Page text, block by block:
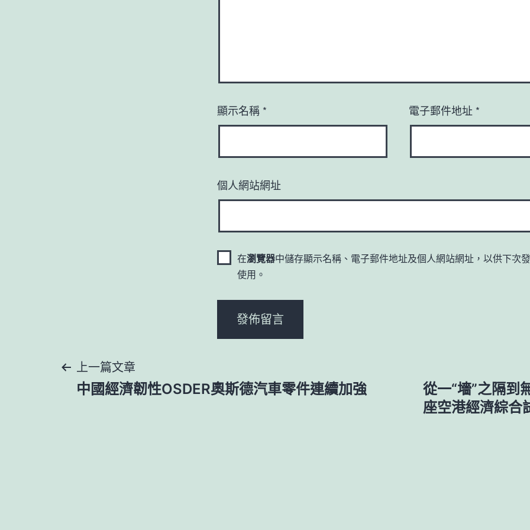
顯示名稱 * 電子郵件地址 *
個人網站網址
在瀏覽器中儲存顯示名稱、電子郵件地址及個人網站網址，以供下次
使用。
文上一篇文章
中國經濟韌性OSDER奧斯德汽車零件連續加強
從一“墻”之隔
座空港經濟綜合